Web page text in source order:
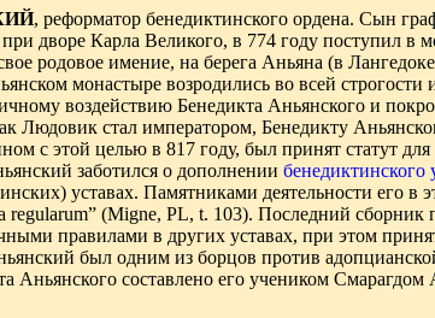
, реформатор бенедиктинского ордена. Сын
дворе Карла Великого, в 774 году поступил в
родовое имение, на берега Аньяна (в
монастыре возродились во всей строгости
воздействию Бенедикта Аньянского и
Людовик стал императором, Бенедикту
с этой целью в 817 году, был принят статут
заботился о дополнении бенедиктинского
уставах. Памятниками деятельности его в
regularum” (Migne, PL, t. 103). Последний сборник
правилами в других уставах, при этом
был одним из борцов против
Аньянского составлено его учеником Смарагдом